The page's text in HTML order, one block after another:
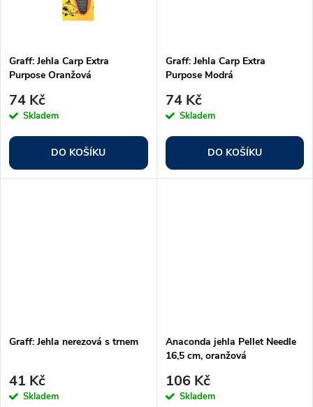
ů
Graff: Jehla Carp Extra
Purpose Oranžová
74 Kč
Skladem
DO KOŠÍKU
Graff: Jehla Carp Extra
Purpose Modrá
74 Kč
Skladem
DO KOŠÍKU
Graff: Jehla nerezová s trnem
41 Kč
Skladem
Anaconda jehla Pellet Needle
16,5 cm, oranžová
106 Kč
Skladem